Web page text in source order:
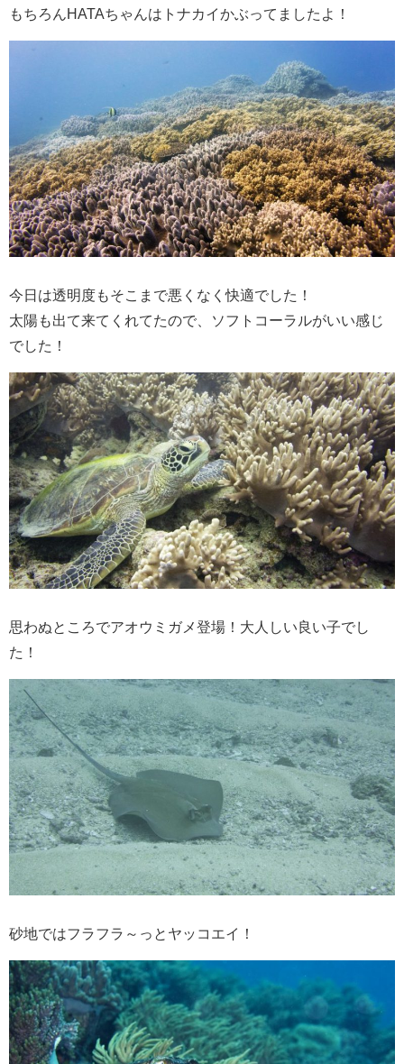
もちろんHATAちゃんはトナカイかぶってましたよ！
今日は透明度もそこまで悪くなく快適でした！
太陽も出て来てくれてたので、ソフトコーラルがいい感じ
でした！
思わぬところでアオウミガメ登場！大人しい良い子でし
た！
砂地ではフラフラ～っとヤッコエイ！